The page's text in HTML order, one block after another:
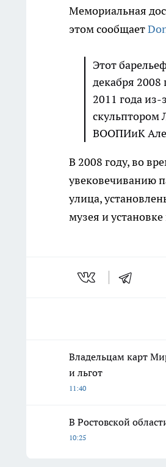
Мемориальная
этом сообщает
Этот
декабря 2008
2011 года
скульптором
ВООПИиК
В 2008 году, во
увековечиванию
улица,
музея и
Владельцам карт
и льгот
11:40
В Ростовской
10:25